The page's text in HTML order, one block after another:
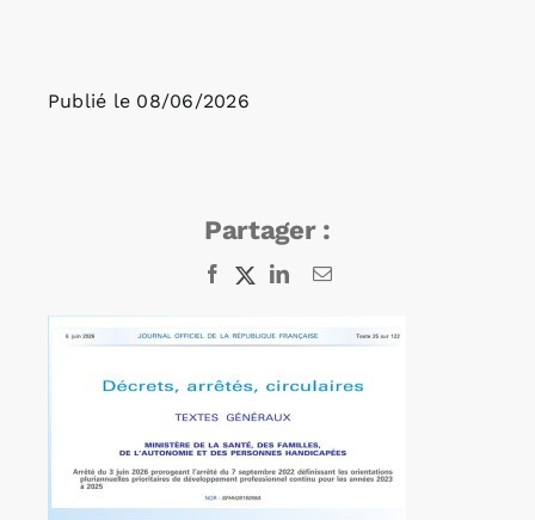
Publié le 08/06/2026
Partager :
Facebook
X LinkedInEmail